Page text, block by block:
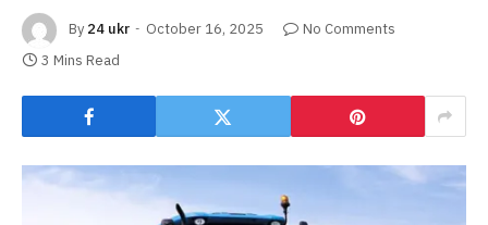
By 24 ukr October 16, 2025
No Comments
3 Mins Read